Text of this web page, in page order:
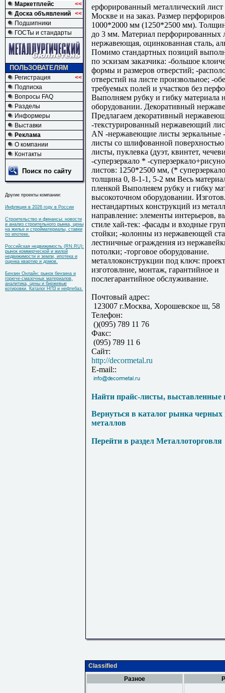
Маркетплейс
<<
Доска объявлений <<
Подшипники
ГОСТы и стандарты
ПОЛЬЗОВАТЕЛЯМ
Регистрация
<<
Подписка
Вопросы FAQ
Разделы
Информеры
Выставки
Реклама
О компании
Контакты
Поиск по сайту
Другие проекты компании:
Инфляция в 2026 году в России
Строительство и финансы: новости
и анализ строительного рынка, цены
на жилье и стройматериалы, ставки
по ипотеке.
Российская недвижимость (RN.RU):
рынок коммерческой и жилой
недвижимости и земли, ипотека и
оценка квартир и домов.
Бензин Онлайн: рынок бензина и
горюче-смазочных материалов,
аналитика, цены и биржевые
котировки. Каталог НПЗ и нефтебаз.
ерфорированный металлический лист
Москве и на заказ. Размер
1000*2000 мм (1250*2500 мм).
до 3 мм. Материал перфорированных
нержавеющая, оцинкованная сталь,
Помимо стандартных позиций
по эскизам заказчика: -большое
формы и размеров отверстий; -
отверстий на листе произвольное; -
требуемых полей и участков без
Выполняем рубку и гибку материала
оборудовании. Декоративный
Предлагаем декоративный
-текстурированный нержавеющий
AN -нержавеющие листы
листы со шлифованной
листы, пуклевка (дуэт, квинтет,
-суперзеркало * -
листов: 1250*2500 мм, (*
толщина 0, 8-1-1, 5-2 мм Весь
пленкой Выполняем рубку и гибку
высокоточном оборудовании.
нестандартных конструкций из
направление: элементы интерьеров,
стиле хай-тек: -фасады и входные
стойки; -колонны из нержавеющей
лестничные ограждения из
потолки; -торговое оборудование.
металлоконструкции под ключ:
изготовлние, монтаж, гарантийное и
послегарантийное обслуживание.
Почтовый адрес:
123007 г.Москва, Хорошевское ш, 58
Телефон:
()(095) 789 11 76
Факс:
(095) 789 11 6
Сайт:
http://decormetal.ru
E-mail::
Найти прайс-листы, выставленные
Вернуться в каталог рынка
металлов
Перейти в раздел Металлоторговля
Classified
Разное